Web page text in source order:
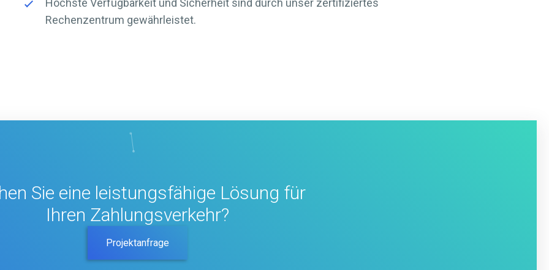
Rechenzentrum gewährleistet.
Sie eine leistungsfähige Lösung für
Ihren Zahlungsverkehr?
Projektanfrage